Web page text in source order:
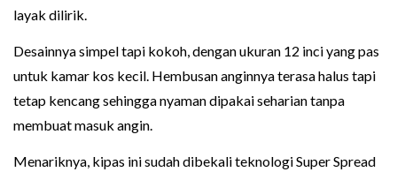
layak dilirik.
Desainnya simpel tapi kokoh, dengan ukuran 12 inci yang pas
untuk kamar kos kecil. Hembusan anginnya terasa halus tapi
tetap kencang sehingga nyaman dipakai seharian tanpa
membuat masuk angin.
Menariknya, kipas ini sudah dibekali teknologi Super Spread